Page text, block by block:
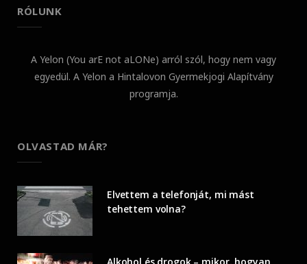
RÓLUNK
A Yelon (You arE not aLONe) arról szól, hogy nem vagy
egyedül. A Yelon a Hintalovon Gyermekjogi Alapítvány
programja.
OLVASTAD MÁR?
Elvettem a telefonját, mi mást
tehettem volna?
Alkohol és drogok – mikor, hogyan